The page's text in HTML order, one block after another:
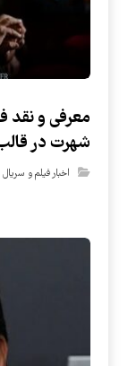
شهرت در
اخبار فیلم و